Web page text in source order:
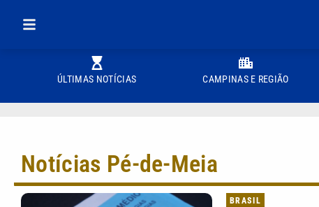
ÚLTIMAS NOTÍCIAS CAMPINAS E REGIÃO
Notícias Pé-de-Meia
BRASIL